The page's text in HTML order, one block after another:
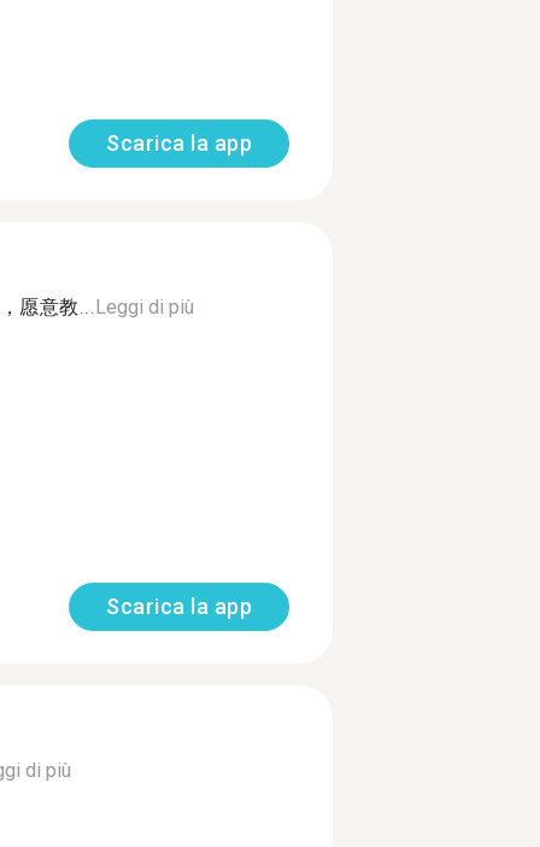
Scarica la app
愿意教...Leggi di più
Scarica la app
di più